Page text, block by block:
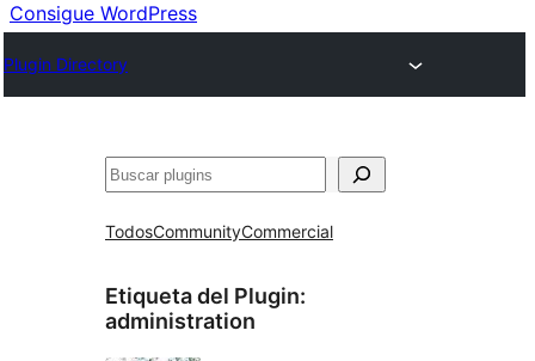
Consigue WordPress
Plugin Directory
Buscar
TodosCommunityCommercial
Etiqueta del Plugin:
administration